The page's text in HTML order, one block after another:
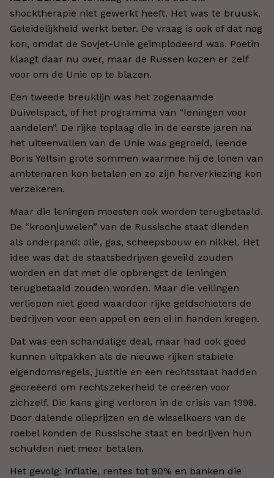
shocktherapie niet gewerkt heeft. Het was te bruusk.
Geleidelijkheid werkt beter. De vraag is ook of dat nog
kon, omdat de Sovjet-Unie geïmplodeerd was. Poetin
klaagt daar nu over, maar de Russen kozen er zelf
voor om de Unie op te blazen.
Een tweede breuklijn was het zogenaamde
Duivelspact, of het programma van “leningen voor
aandelen”. De rijke toplaag die in de eerste jaren na
het uiteenvallen van de Unie was gegroeid, leende
Boris Yeltsin grote sommen waarmee hij de lonen van
ambtenaren kon betalen en zo zijn herverkiezing kon
verzekeren.
Maar die leningen moesten ook worden terugbetaald.
De “kroonjuwelen” van de Russische staat dienden
als onderpand: olie, gas, scheepsbouw en nikkel. Het
idee was dat de staatsbedrijven geveild zouden
worden en dat met die opbrengst de leningen
terugbetaald zouden worden. Maar die veilingen
verliepen niet goed waardoor rijke geldschieters de
bedrijven voor een appel en een ei in handen kregen.
Dat was een schandalige deal, maar had ook goed
kunnen uitpakken als de nieuwe rijken stabiele
eigendomsregels, justitie en een rechtsstaat hadden
gecreëerd om rechtszekerheid te creëren voor
zichzelf. Die kans ging verloren in de crisis van 1998.
Door dalende olieprijzen en de wisselkoers van de
roebel konden de Russische staat en bedrijven hun
schulden niet meer betalen.
Het gevolg: inflatie, rentes tot 90% en banken die